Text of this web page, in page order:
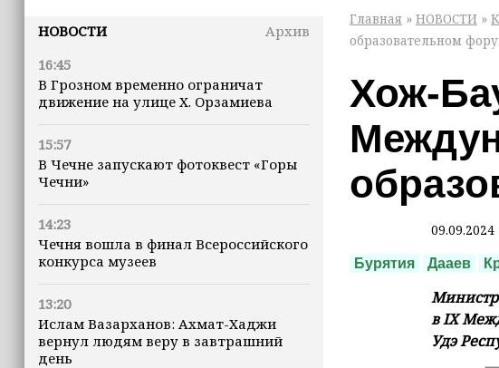
НОВОСТИ
Архив
16:45
В Грозном временно ограничат
движение на улице Х. Орзамиева
15:57
В Чечне запускают фотоквест «Горы
Чечни»
14:23
Чечня вошла в финал Всероссийского
конкурса музеев
13:20
Ислам Вазарханов: Ахмат-Хаджи
вернул людям веру в завтрашний
день
Главная » НОВОСТИ »
образовательном
Хож-
09.09.2024
Бурятия Дааев
Министр
в IX
Удэ